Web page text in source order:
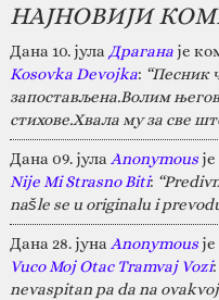
НАЈНОВИЈИ
Дана 10. јула Драганаје
Kosovka Devojka: “Песник
запостављена.Волим
стихове.Хвала му за све
Дана 09. јула Anonymous
Nije Mi Strasno Biti:
našle se u originalu i
Дана 28. јуна Anonymous
Vuco Moj Otac Tramvaj Vozi:
nevaspitan pa da na